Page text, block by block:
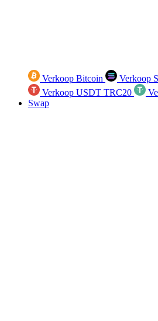
Verkoop Bitcoin Verkoop
Verkoop USDT TRC20
Swap